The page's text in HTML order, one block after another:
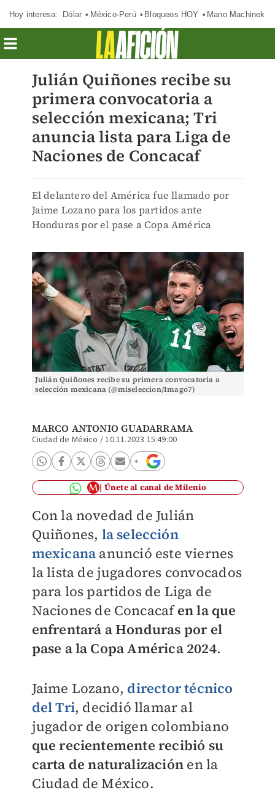
Hoy interesa: Dólar México-Perú Bloqueos HOY Mano Machinek
Julián Quiñones recibe su
primera convocatoria a
selección mexicana; Tri
anuncia lista para Liga de
Naciones de Concacaf
El delantero del América fue llamado por
Jaime Lozano para los partidos ante
Honduras por el pase a Copa América
Julián Quiñones recibe su primera convocatoria a
selección mexicana (@miseleccion/Imago7)
MARCO ANTONIO GUADARRAMA
Ciudad de México /10.11.2023 15:49:00
Únete al canal de Milenio
Con la novedad de Julián
Quiñones, la selección
mexicana anunció este viernes
la lista de jugadores convocados
para los partidos de Liga de
Naciones de Concacafen la que
enfrentará a Honduras por el
pase a la Copa América 2024.
Jaime Lozano, director técnico
del Tri, decidió llamar al
jugador de origen colombiano
que recientemente recibió su
carta de naturalización en la
Ciudad de México.